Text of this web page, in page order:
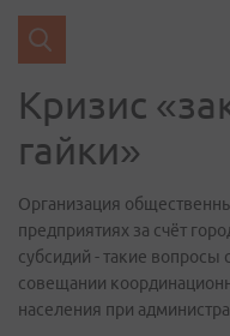
Кризис
гайки»
Организация
предприятиях за счёт
субсидий - такие
совещании
населения при